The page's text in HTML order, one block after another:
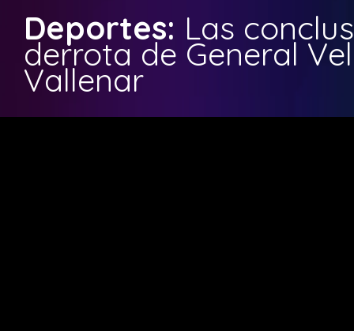
Deportes: Las
derrota de General
Vallenar